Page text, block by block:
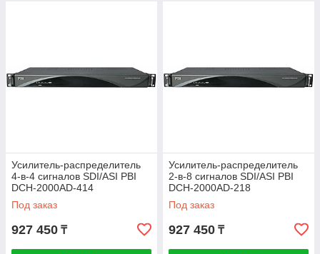
Усилитель-распределитель
4-в-4 сигналов SDI/ASI PBI
DCH-2000AD-414
Под заказ
927 450 ₸
Усилитель-распределитель
2-в-8 сигналов SDI/ASI PBI
DCH-2000AD-218
Под заказ
927 450 ₸